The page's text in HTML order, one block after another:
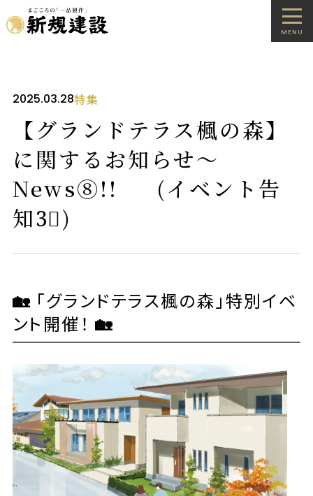
MENU
2025.03.28特集
【グランドテラス楓の森】
に関するお知らせ～
News➇!! (イベント告
知3⃣)
🏡 「グランドテラス楓の森」特別イベ
ント開催！ 🏡